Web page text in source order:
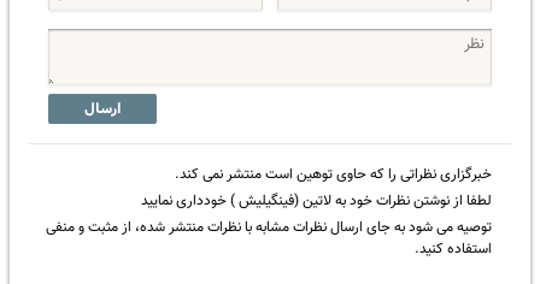
ارسال
خبرگزاری نظراتی را که حاوی توهین است منتشر نمی کند.
لطفا از نوشتن نظرات خود به لاتین (فینگیلیش ) خودداری نمایید
توصیه می شود به جای ارسال نظرات مشابه با نظرات منتشر شده، از مثبت و منفی
استفاده کنید.